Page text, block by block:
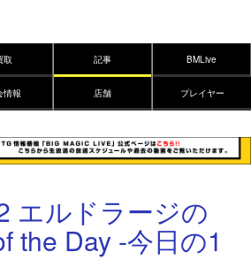
取 記事 BMLive
情報 店舗 プレイヤー
エルドラージの
the Day -今日の1